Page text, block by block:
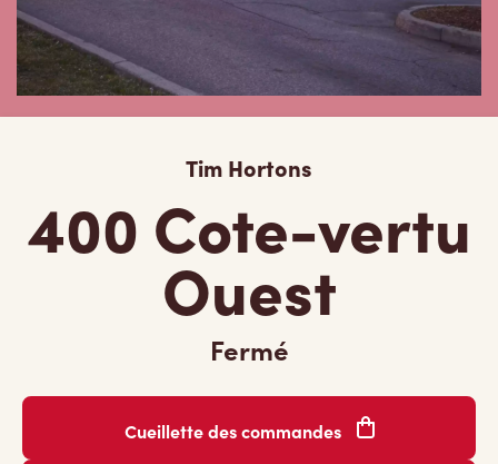
Tim Hortons
400 Cote-vertu
Ouest
Fermé
Cueillette des commandes